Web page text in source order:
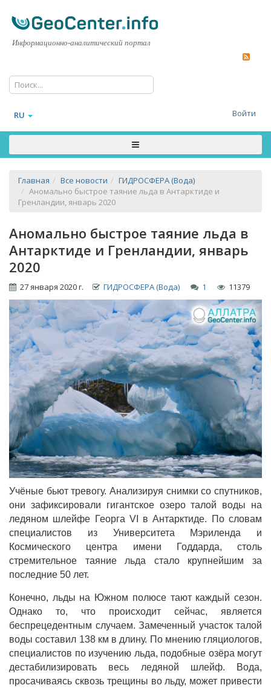
Информационно-аналитический портал
RU Войти
Главная Все новости
ГИДРОСФЕРА (Вода)
Аномально быстрое таяние льда в Антарктиде и
Гренландии, январь 2020
Аномально быстрое таяние льда в
Антарктиде и Гренландии, январь
2020
27 января 2020 г. ГИДРОСФЕРА (Вода) 1 11379
Учёные бьют тревогу. Анализируя снимки со спутников,
они зафиксировали гигантское озеро талой воды на
ледяном шлейфе Георга VI в Антарктиде. По словам
специалистов из Университета Мэриленда и
Космического центра имени Годдарда, столь
стремительное таяние льда стало крупнейшим за
последние 50 лет.
Конечно, льды на Южном полюсе тают каждый сезон.
Однако то, что происходит сейчас, является
беспрецедентным случаем. Замеченный участок талой
воды составил 138 км в длину. По мнению гляциологов,
специалистов по изучению льда, подобные озёра могут
дестабилизировать весь ледяной шлейф. Вода,
просачиваясь сквозь трещины во льду, может привести